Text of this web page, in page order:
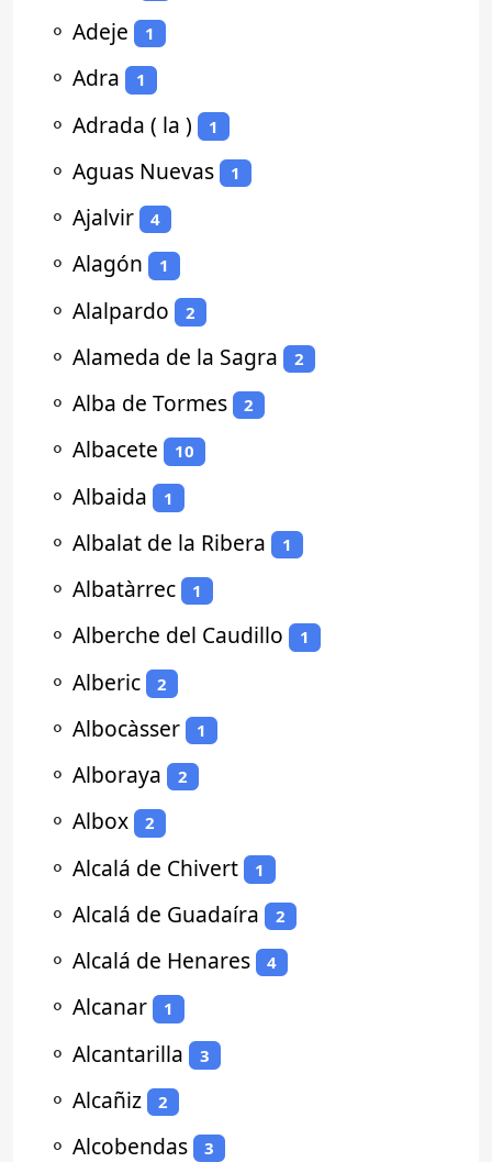
⚬ Adeje 1
⚬ Adra 1
⚬ Adrada ( la ) 1
⚬ Aguas Nuevas 1
⚬ Ajalvir 4
⚬ Alagón 1
⚬ Alalpardo 2
⚬ Alameda de la Sagra 2
⚬ Alba de Tormes 2
⚬ Albacete 10
⚬ Albaida 1
⚬ Albalat de la Ribera 1
⚬ Albatàrrec 1
⚬ Alberche del Caudillo 1
⚬ Alberic 2
⚬ Albocàsser 1
⚬ Alboraya 2
⚬ Albox 2
⚬ Alcalá de Chivert 1
⚬ Alcalá de Guadaíra 2
⚬ Alcalá de Henares 4
⚬ Alcanar 1
⚬ Alcantarilla 3
⚬ Alcañiz 2
⚬ Alcobendas 3